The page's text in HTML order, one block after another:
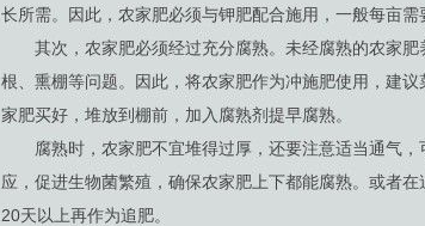
长所需。因此，农家肥必须与钾肥配合施用，一般每亩需
其次，农家肥必须经过充分腐熟。未经腐熟的农家肥
根、熏棚等问题。因此，将农家肥作为冲施肥使用，建
家肥买好，堆放到棚前，加入腐熟剂提早腐熟。
腐熟时，农家肥不宜堆得过厚，还要注意适当通气，
应，促进生物菌繁殖，确保农家肥上下都能腐熟。或者
20天以上再作为追肥。